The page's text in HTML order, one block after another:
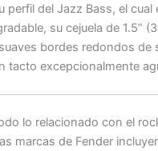
perfil del Jazz Bass, el cual
su cejuela de 1.5”
bordes redondos de
tacto excepcionalmente
lo relacionado con el
marcas de Fender